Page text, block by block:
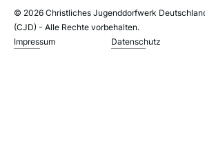
© 2026 Christliches Jugenddorfwerk
(CJD) - Alle Rechte vorbehalten.
Impressum
Datenschutz